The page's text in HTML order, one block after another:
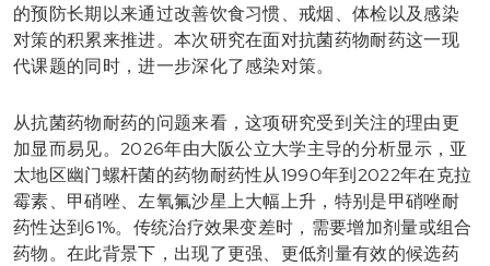
的预防长期以来通过改善饮食习惯、戒烟、体检以及感染
对策的积累来推进。本次研究在面对抗菌药物耐药这一现
代课题的同时，进一步深化了感染对策。
从抗菌药物耐药的问题来看，这项研究受到关注的理由更
加显而易见。2026年由大阪公立大学主导的分析显示，亚
太地区幽门螺杆菌的药物耐药性从1990年到2022年在克拉
霉素、甲硝唑、左氧氟沙星上大幅上升，特别是甲硝唑耐
药性达到61%。传统治疗效果变差时，需要增加剂量或组合
药物。在此背景下，出现了更强、更低剂量有效的候选药